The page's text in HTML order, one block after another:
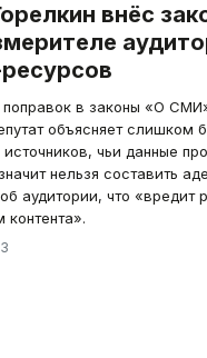
внёс
поправок в законы «О
объясняет слишком
чьи данные
нельзя составить
аудитории, что «вредит
контента».